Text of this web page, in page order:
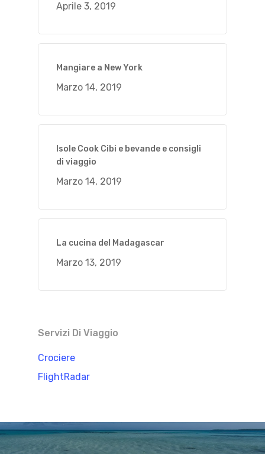
Aprile 3, 2019
Mangiare a New York
Marzo 14, 2019
Isole Cook Cibi e bevande e consigli
di viaggio
Marzo 14, 2019
La cucina del Madagascar
Marzo 13, 2019
Servizi Di Viaggio
Crociere
FlightRadar